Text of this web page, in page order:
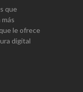
que
le ofrece
digital